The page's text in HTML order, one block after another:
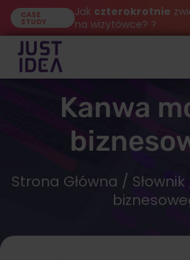
CASE
STUDY
Jak czterokrotnie
na wizytówce? ?
Kanwa
Strona Główna / Słownik